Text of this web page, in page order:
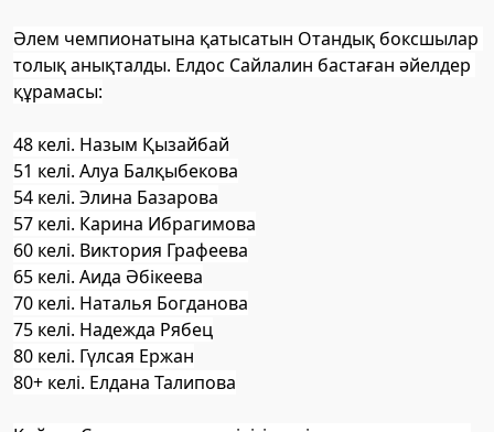
Әлем чемпионатына қатысатын Отандық боксшылар
толық анықталды. Елдос Сайлалин бастаған әйелдер
құрамасы:
48 келі. Назым Қызайбай
51 келі. Алуа Балқыбекова
54 келі. Элина Базарова
57 келі. Карина Ибрагимова
60 келі. Виктория Графеева
65 келі. Аида Әбікеева
70 келі. Наталья Богданова
75 келі. Надежда Рябец
80 келі. Гүлсая Ержан
80+ келі. Елдана Талипова